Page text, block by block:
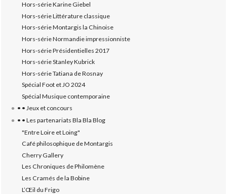
Hors-série Karine Giebel
Hors-série Littérature classique
Hors-série Montargis la Chinoise
Hors-série Normandie impressionniste
Hors-série Présidentielles 2017
Hors-série Stanley Kubrick
Hors-série Tatiana de Rosnay
Spécial Foot et JO 2024
Spécial Musique contemporaine
• • Jeux et concours
• • Les partenariats Bla Bla Blog
"Entre Loire et Loing"
Café philosophique de Montargis
Cherry Gallery
Les Chroniques de Philomène
Les Cramés de la Bobine
L’‎Œil du Frigo